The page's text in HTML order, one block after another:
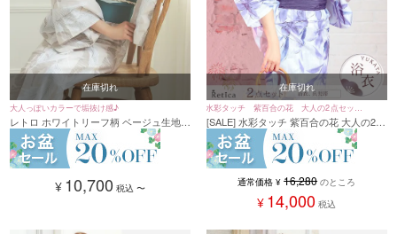
在庫切れ
大人っぽいカラーで垢抜け感♪
レトロ ホワイトリーフ柄 ベージュ生地綺
麗め大人の3点セットレディース浴衣(浴
衣+平帯or作り帯+下駄)
¥ 10,700 税込 〜
在庫切れ
水彩タッチ 紫百合の花 大人の2点セット
レディース浴衣
[SALE] 水彩タッチ 紫百合の花 大人の2点
セットレディース浴衣(浴衣+兵児帯)
通常価格 ¥ 16,280 のところ
¥ 14,000 税込